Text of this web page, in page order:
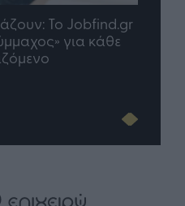
το
στην εποχή του AI